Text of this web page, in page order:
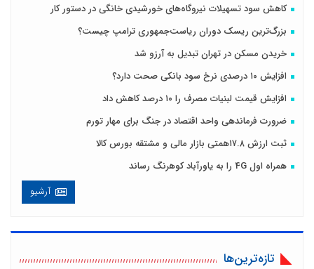
کاهش سود تسهیلات نیروگاه‌های خورشیدی خانگی در دستور کار
بزرگ‌ترین ریسک دوران ریاست‌جمهوری ترامپ چیست؟
خریدن مسکن در تهران تبدیل به آرزو شد
افزایش ۱۰ درصدی نرخ سود بانکی صحت دارد؟
افزایش قیمت لبنیات مصرف را ۱۰ درصد کاهش داد
ضرورت فرماندهی واحد اقتصاد در جنگ برای مهار تورم
ثبت ارزش ۱۷.۸همتی بازار مالی و مشتقه بورس کالا
همراه اول 4G را به یاورآباد کوهرنگ رساند
آرشیو
تازه‌ترین‌ها